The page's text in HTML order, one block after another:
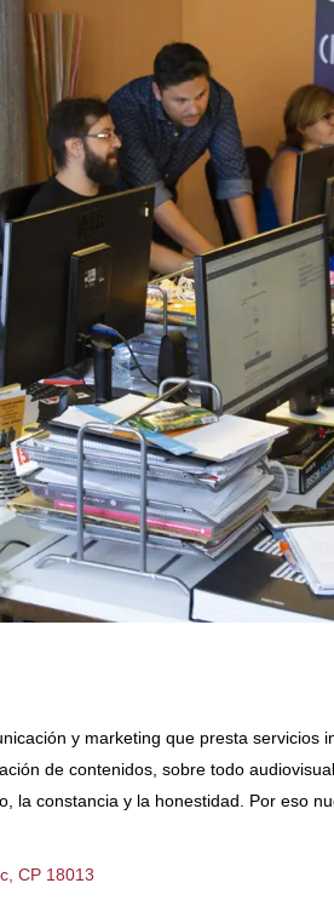
y marketing que presta
de contenidos, sobre todo
la constancia y la honestidad. Por eso
CP 18013